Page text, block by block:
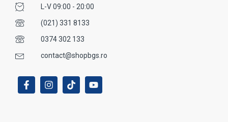
L-V 09:00 - 20:00
(021) 331 8133
0374 302 133
contact@shopbgs.ro